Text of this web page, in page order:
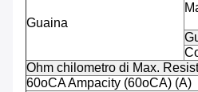
Guaina
Ohm chilometro di Max.
60oCA Ampacity (60oCA) (A)